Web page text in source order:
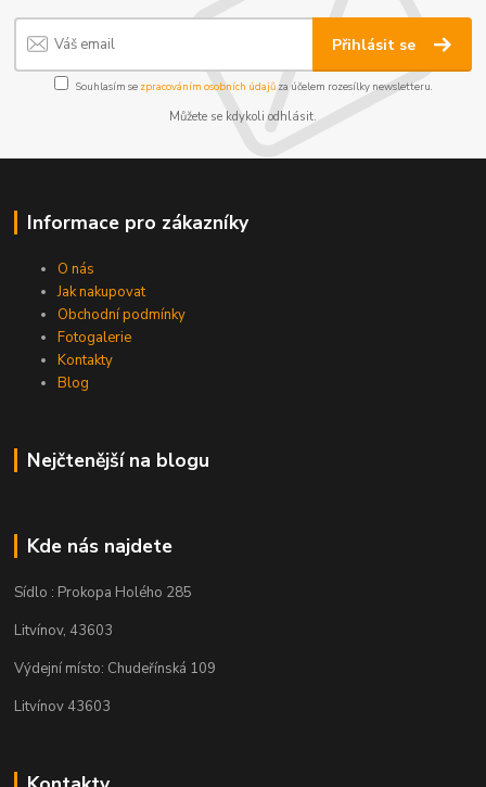
Přihlásit se
Souhlasím se zpracováním osobních údajůza účelem rozesílky newsletteru.
Můžete se kdykoli odhlásit.
Informace pro zákazníky
O nás
Jak nakupovat
Obchodní podmínky
Fotogalerie
Kontakty
Blog
Nejčtenější na blogu
Kde nás najdete
Sídlo : Prokopa Holého 285
Litvínov, 43603
Výdejní místo: Chudeřínská 109
Litvínov 43603